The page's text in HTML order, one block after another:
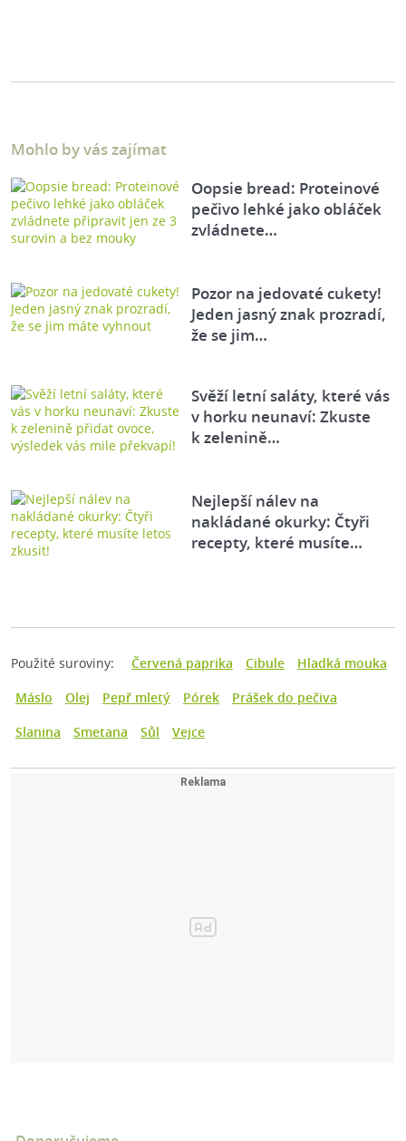
Mohlo by vás zajímat
Oopsie bread: Proteinové
pečivo lehké jako obláček
zvládnete…
Pozor na jedovaté cukety!
Jeden jasný znak prozradí,
že se jim…
Svěží letní saláty, které vás
v horku neunaví: Zkuste
k zelenině…
Nejlepší nálev na
nakládané okurky: Čtyři
recepty, které musíte…
Použité suroviny: Červená paprika Cibule
Hladká mouka
Máslo
Olej Pepř mletý Pórek
Prášek do pečiva
Slanina
Smetana Sůl Vejce